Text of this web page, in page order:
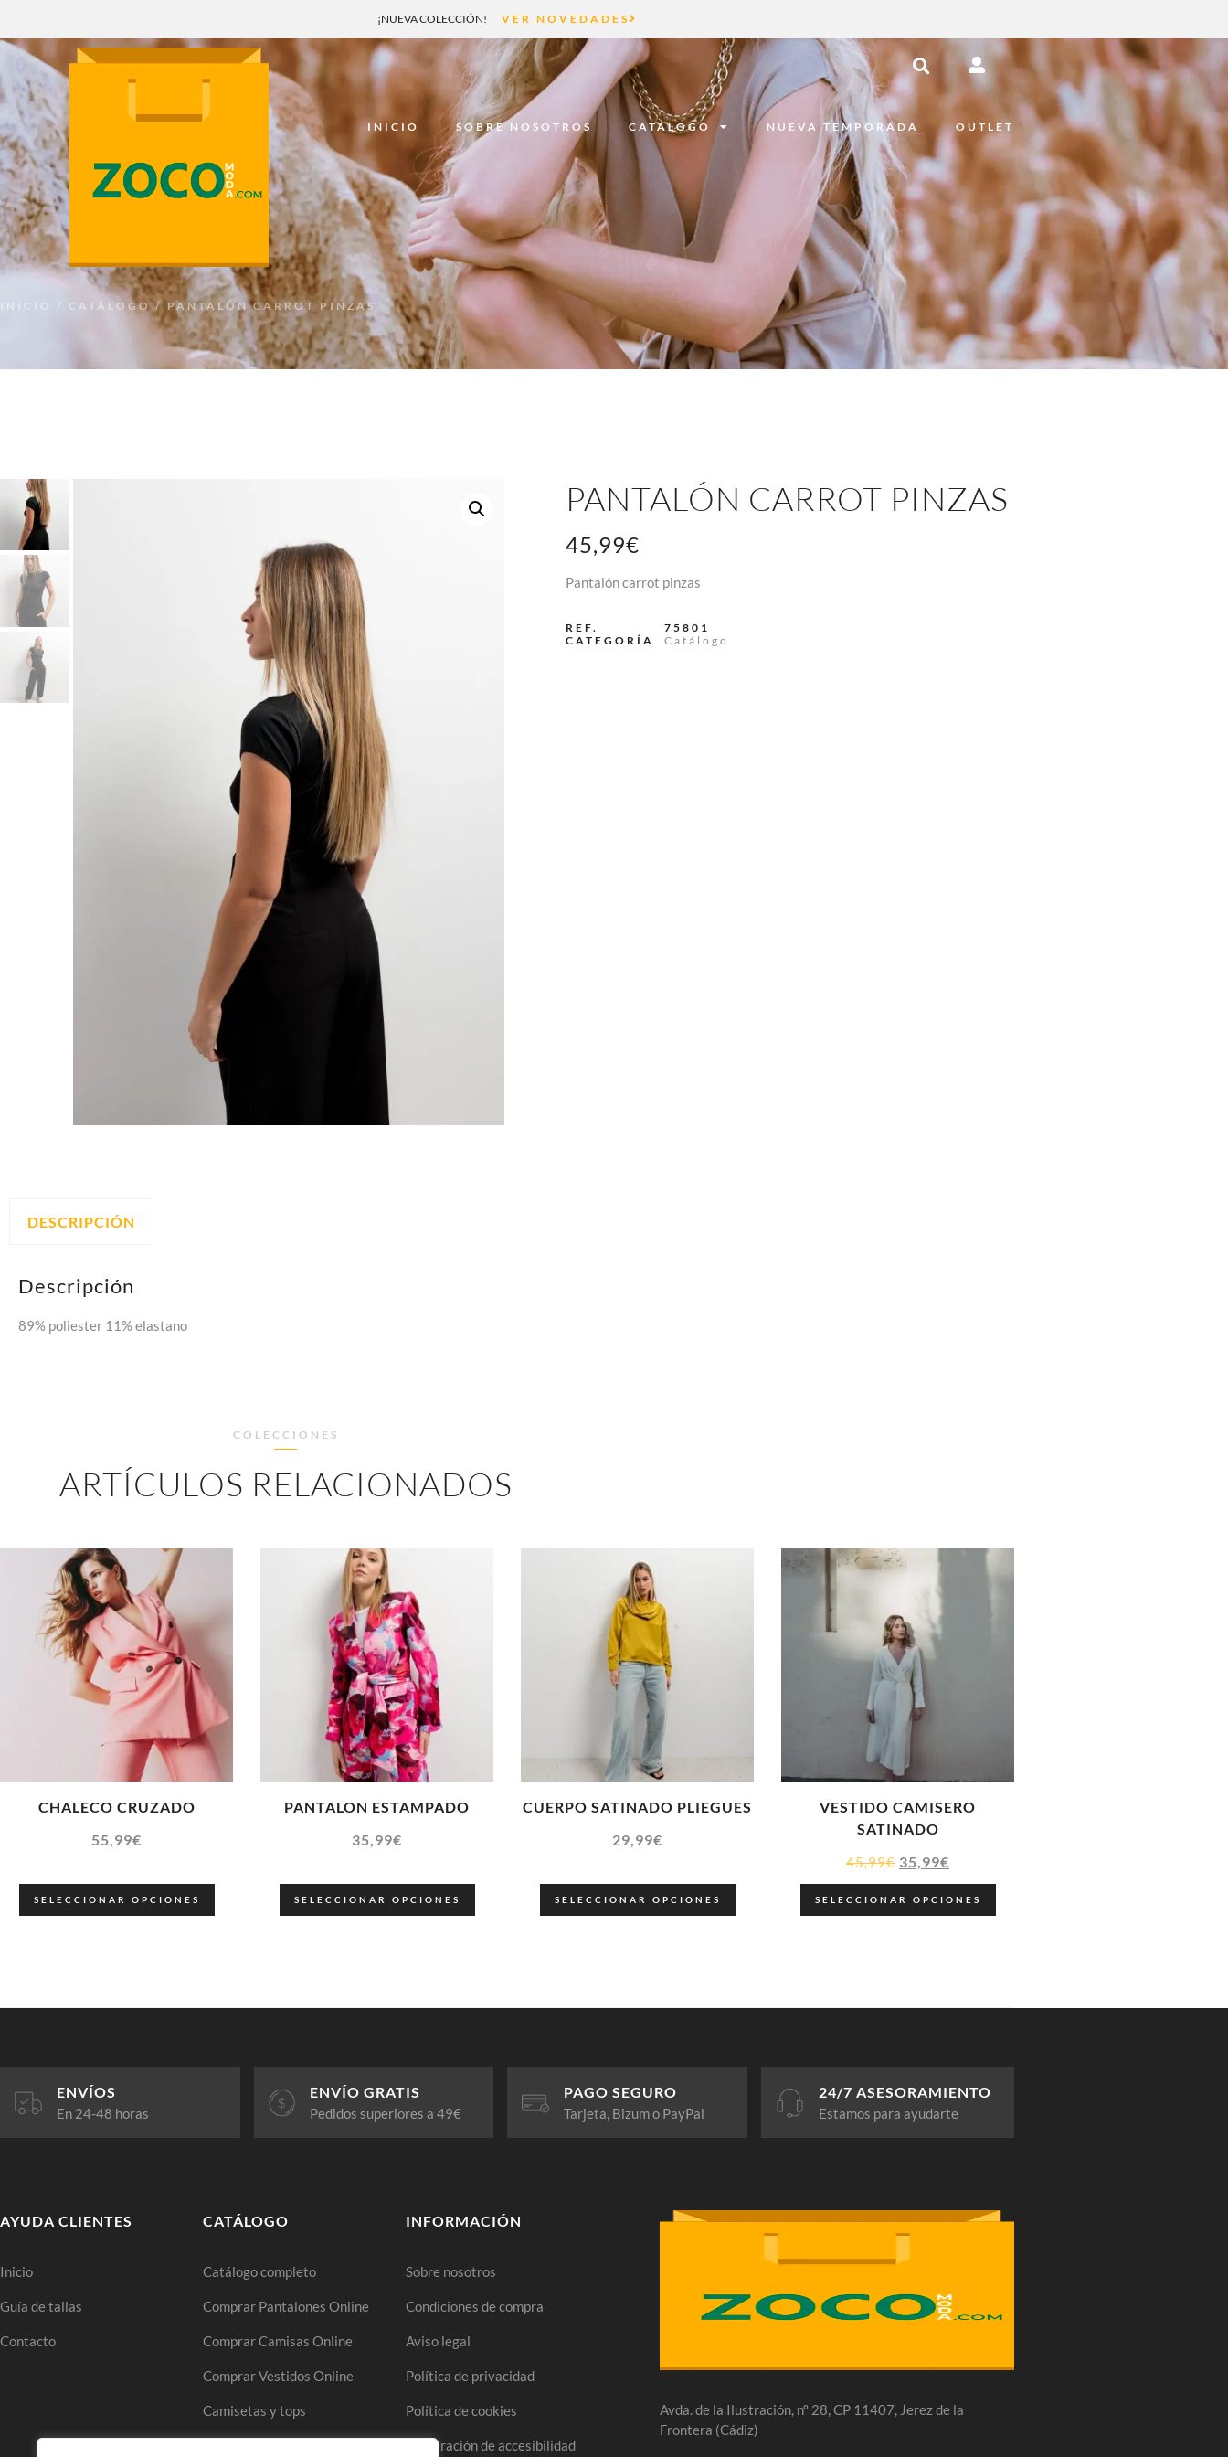
¡NUEVA COLECCIÓN! VER NOVEDADES
INICIO SOBRE NOSOTROS CATÁLOGO NUEVA TEMPORADA OUTLET
INICIO / CATÁLOGO / PANTALÓN CARROT PINZAS
PANTALÓN CARROT PINZAS
45,99€
Pantalón carrot pinzas
REF.
75801
CATEGORÍA
Catálogo
DESCRIPCIÓN
Descripción
89% poliester 11% elastano
COLECCIONES
ARTÍCULOS RELACIONADOS
CHALECO CRUZADO
55,99€
SELECCIONAR OPCIONES
PANTALON ESTAMPADO
35,99€
SELECCIONAR OPCIONES
CUERPO SATINADO PLIEGUES
29,99€
SELECCIONAR OPCIONES
VESTIDO CAMISERO
SATINADO
45,99€ 35,99€
SELECCIONAR OPCIONES
ENVÍOS
En 24-48 horas
ENVÍO GRATIS
Pedidos superiores a 49€
PAGO SEGURO
Tarjeta, Bizum o PayPal
24/7 ASESORAMIENTO
Estamos para ayudarte
AYUDA CLIENTES
Inicio
Guía de tallas
Contacto
CATÁLOGO
Catálogo completo
Comprar Pantalones Online
Comprar Camisas Online
Comprar Vestidos Online
Camisetas y tops
INFORMACIÓN
Sobre nosotros
Condiciones de compra
Aviso legal
Política de privacidad
Política de cookies
Declaración de accesibilidad
Avda. de la Ilustración, nº 28, CP 11407, Jerez de la
Frontera (Cádiz)